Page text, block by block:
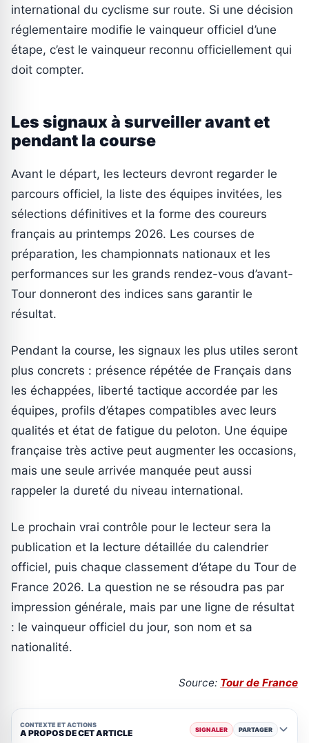
international du cyclisme sur route. Si une décision
réglementaire modifie le vainqueur officiel d’une
étape, c’est le vainqueur reconnu officiellement qui
doit compter.
Les signaux à surveiller avant et
pendant la course
Avant le départ, les lecteurs devront regarder le
parcours officiel, la liste des équipes invitées, les
sélections définitives et la forme des coureurs
français au printemps 2026. Les courses de
préparation, les championnats nationaux et les
performances sur les grands rendez-vous d’avant-
Tour donneront des indices sans garantir le
résultat.
Pendant la course, les signaux les plus utiles seront
plus concrets : présence répétée de Français dans
les échappées, liberté tactique accordée par les
équipes, profils d’étapes compatibles avec leurs
qualités et état de fatigue du peloton. Une équipe
française très active peut augmenter les occasions,
mais une seule arrivée manquée peut aussi
rappeler la dureté du niveau international.
Le prochain vrai contrôle pour le lecteur sera la
publication et la lecture détaillée du calendrier
officiel, puis chaque classement d’étape du Tour de
France 2026. La question ne se résoudra pas par
impression générale, mais par une ligne de résultat
: le vainqueur officiel du jour, son nom et sa
nationalité.
Source: Tour de France
CONTEXTE ET ACTIONS
A PROPOS DE CET ARTICLE SIGNALER PARTAGER